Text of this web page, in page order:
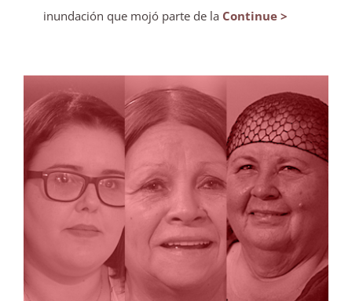
inundación que mojó parte de la Continue >
Energía solar estabiliza el cuidado de
adultos mayores en el Hogar La
Misericordia